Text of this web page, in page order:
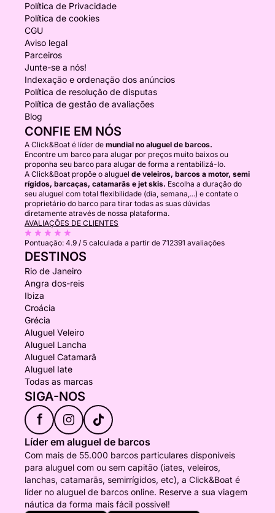
Política de Privacidade
Política de cookies
CGU
Aviso legal
Parceiros
Junte-se a nós!
Indexação e ordenação dos anúncios
Política de resolução de disputas
Política de gestão de avaliações
Blog
CONFIE EM NÓS
A Click&Boat é líder de mundial no aluguel de barcos.
Encontre um barco para alugar por preços muito baixos ou
proponha seu barco para alugar de forma a rentabilizá-lo.
A Click&Boat propõe o aluguel de veleiros, barcos a motor, semi
rígidos, barcaças, catamarãs e jet skis. Escolha a duração do
seu aluguel com total flexibilidade (dia, semana,...) e contate o
proprietário do barco para tirar todas as suas dúvidas
diretamente através de nossa plataforma.
AVALIAÇÕES DE CLIENTES
Pontuação: 4.9 / 5 calculada a partir de 712391 avaliações
DESTINOS
Rio de Janeiro
Angra dos-reis
Ibiza
Croácia
Grécia
Aluguel Veleiro
Aluguel Lancha
Aluguel Catamarã
Aluguel Iate
Todas as marcas
SIGA-NOS
f
Líder em aluguel de barcos
Com mais de 55.000 barcos particulares disponíveis
para aluguel com ou sem capitão (iates, veleiros,
lanchas, catamarãs, semirrígidos, etc), a Click&Boat é
líder no aluguel de barcos online. Reserve a sua viagem
náutica da forma mais fácil possivel!